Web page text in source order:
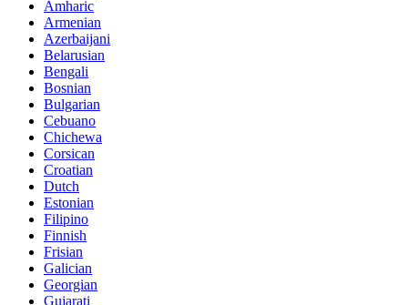
Amharic
Armenian
Azerbaijani
Belarusian
Bengali
Bosnian
Bulgarian
Cebuano
Chichewa
Corsican
Croatian
Dutch
Estonian
Filipino
Finnish
Frisian
Galician
Georgian
Gujarati